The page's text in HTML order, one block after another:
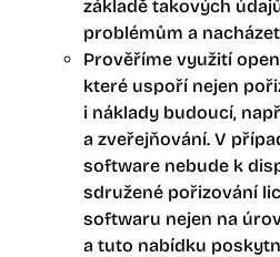
základě takových
problémům a
Prověříme využití
které uspoří nejen
i náklady budoucí,
a zveřejňování. V
software nebude k
sdružené pořizování
softwaru nejen na
a tuto nabídku